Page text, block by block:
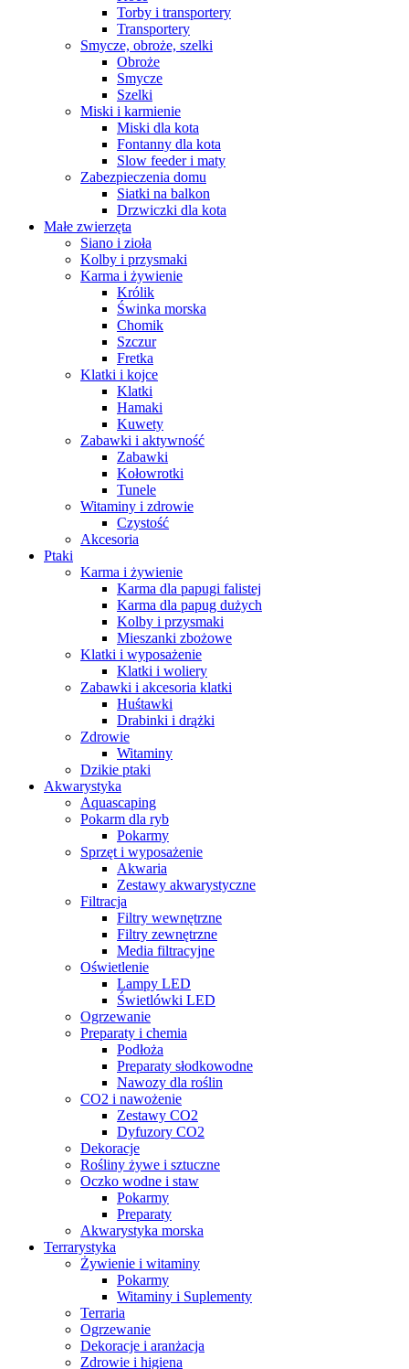
Torby i transportery
Transportery
Smycze, obroże, szelki
Obroże
Smycze
Szelki
Miski i karmienie
Miski dla kota
Fontanny dla kota
Slow feeder i maty
Zabezpieczenia domu
Siatki na balkon
Drzwiczki dla kota
Małe zwierzęta
Siano i zioła
Kolby i przysmaki
Karma i żywienie
Królik
Świnka morska
Chomik
Szczur
Fretka
Klatki i kojce
Klatki
Hamaki
Kuwety
Zabawki i aktywność
Zabawki
Kołowrotki
Tunele
Witaminy i zdrowie
Czystość
Akcesoria
Ptaki
Karma i żywienie
Karma dla papugi falistej
Karma dla papug dużych
Kolby i przysmaki
Mieszanki zbożowe
Klatki i wyposażenie
Klatki i woliery
Zabawki i akcesoria klatki
Huśtawki
Drabinki i drążki
Zdrowie
Witaminy
Dzikie ptaki
Akwarystyka
Aquascaping
Pokarm dla ryb
Pokarmy
Sprzęt i wyposażenie
Akwaria
Zestawy akwarystyczne
Filtracja
Filtry wewnętrzne
Filtry zewnętrzne
Media filtracyjne
Oświetlenie
Lampy LED
Świetlówki LED
Ogrzewanie
Preparaty i chemia
Podłoża
Preparaty słodkowodne
Nawozy dla roślin
CO2 i nawożenie
Zestawy CO2
Dyfuzory CO2
Dekoracje
Rośliny żywe i sztuczne
Oczko wodne i staw
Pokarmy
Preparaty
Akwarystyka morska
Terrarystyka
Żywienie i witaminy
Pokarmy
Witaminy i Suplementy
Terraria
Ogrzewanie
Dekoracje i aranżacja
Zdrowie i higiena